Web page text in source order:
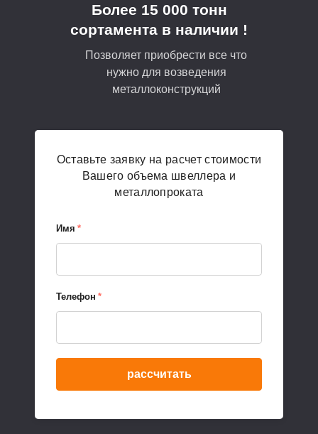
Более 15 000 тонн
сортамента в наличии !
Позволяет приобрести все что
нужно для возведения
металлоконструкций
Оставьте заявку на расчет стоимости
Вашего объема швеллера и
металлопроката
Имя *
Телефон *
рассчитать